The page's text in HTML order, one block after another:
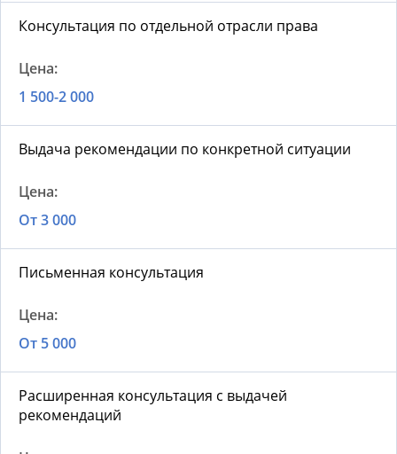
Консультация по отдельной отрасли права
1 500-2 000
Выдача рекомендации по конкретной ситуации
От 3 000
Письменная консультация
От 5 000
Расширенная консультация с выдачей
рекомендаций